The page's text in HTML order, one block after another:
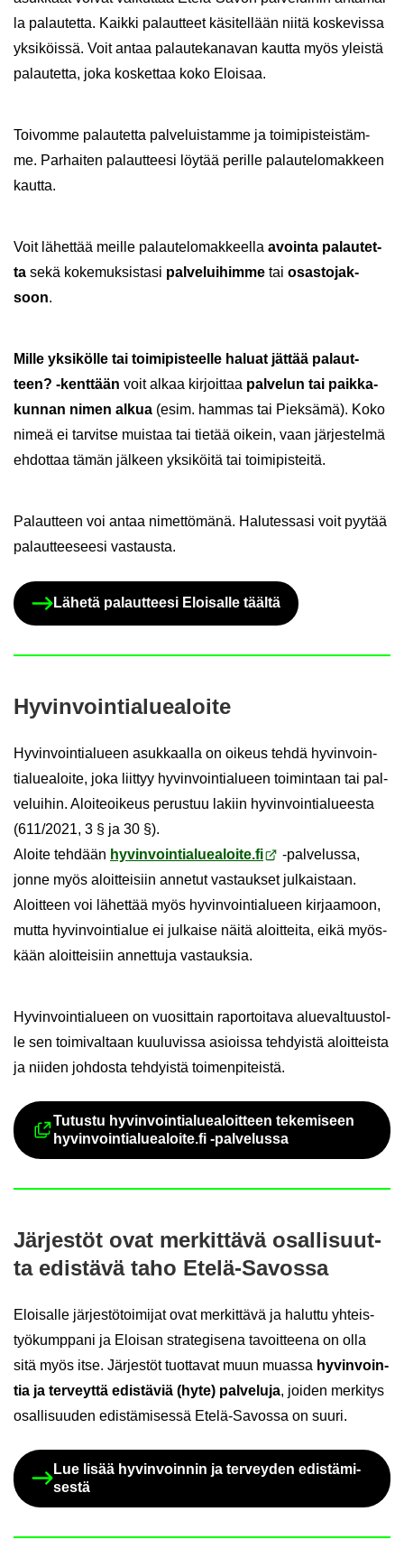
la pa­lau­tet­ta. Kaik­ki pa­laut­teet kä­si­tel­lään niitä kos­ke­vis­sa
yk­si­köis­sä. Voit antaa pa­lau­te­ka­na­van kaut­ta myös yleis­tä
pa­lau­tet­ta, joka kos­ket­taa koko Eloi­saa.
Toi­vom­me pa­lau­tet­ta pal­ve­luis­tam­me ja toi­mi­pis­teis­täm­
me. Par­hai­ten pa­laut­tee­si löy­tää pe­ril­le pa­lau­te­lo­mak­keen
kaut­ta.
Voit lä­het­tää meil­le pa­lau­te­lo­mak­keel­la avoin­ta pa­lau­tet­
ta sekä ko­ke­muk­sis­ta­si pal­ve­lui­him­me tai osas­to­jak­
soon.
Mille yk­si­köl­le tai toi­mi­pis­teel­le ha­luat jät­tää pa­laut­
teen? -​kenttään voit alkaa kir­joit­taa pal­ve­lun tai paik­ka­
kun­nan nimen alkua (esim. ham­mas tai Piek­sä­mä). Koko
nimeä ei tar­vit­se muis­taa tai tie­tää oi­kein, vaan jär­jes­tel­mä
eh­dot­taa tämän jäl­keen yk­si­köi­tä tai toi­mi­pis­tei­tä.
Pa­laut­teen voi antaa ni­met­tö­mä­nä. Ha­lu­tes­sa­si voit pyy­tää
pa­laut­tee­see­si vas­taus­ta.
Lä­he­tä pa­laut­tee­si Eloi­sal­le tääl­tä
Hy­vin­voin­tia­lue­a­loi­te
Hy­vin­voin­tia­lu­een asuk­kaal­la on oi­keus tehdä hy­vin­voin­
tia­lue­a­loi­te, joka liit­tyy hy­vin­voin­tia­lu­een toi­min­taan tai pal­
ve­lui­hin. Aloi­teoi­keus pe­rus­tuu la­kiin hy­vin­voin­tia­lu­ees­ta
(611/2021, 3 § ja 30 §).
Aloi­te teh­dään hy­vin­voin­tia­lue­a­loi­te.fi
-​palvelussa,
jonne myös aloit­tei­siin an­ne­tut vas­tauk­set jul­kais­taan.
Aloit­teen voi lä­het­tää myös hy­vin­voin­tia­lu­een kir­jaa­moon,
mutta hy­vin­voin­tia­lue ei jul­kai­se näitä aloit­tei­ta, eikä myös­
kään aloit­tei­siin an­net­tu­ja vas­tauk­sia.
Hy­vin­voin­tia­lu­een on vuo­sit­tain ra­por­toi­ta­va alue­val­tuus­tol­
le sen toi­mi­val­taan kuu­lu­vis­sa asiois­sa teh­dyis­tä aloit­teis­ta
ja nii­den joh­dos­ta teh­dyis­tä toi­men­pi­teis­tä.
Ul­koi­nen pal­ve­lu avau­tuu
Tu­tus­tu hy­vin­voin­tia­lue­a­loit­teen te­ke­mi­seen
hy­vin­voin­tia­lue­a­loi­te.fi -​palvelussa
Jär­jes­töt ovat mer­kit­tä­vä osal­li­suut­
ta edis­tä­vä taho Etelä-​Savossa
Eloi­sal­le jär­jes­tö­toi­mi­jat ovat mer­kit­tä­vä ja ha­lut­tu yh­teis­
työ­kump­pa­ni ja Eloi­san stra­te­gi­se­na ta­voit­tee­na on olla
sitä myös itse. Jär­jes­töt tuot­ta­vat muun muas­sa hy­vin­voin­
tia ja ter­veyt­tä edis­tä­viä (hyte) pal­ve­lu­ja, joi­den mer­ki­tys
osal­li­suu­den edis­tä­mi­ses­sä Etelä-​Savossa on suuri.
Lue lisää hy­vin­voin­nin ja ter­vey­den edis­tä­mi­
ses­tä